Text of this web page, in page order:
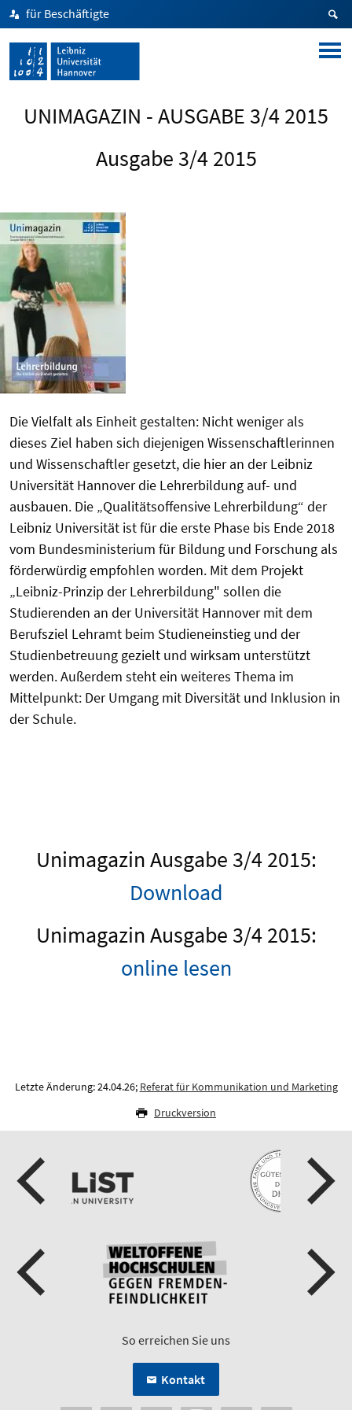
für Beschäftigte
UNIMAGAZIN - AUSGABE 3/4 2015
Ausgabe 3/4 2015
Die Vielfalt als Einheit gestalten: Nicht weniger als
dieses Ziel haben sich diejenigen Wissenschaftlerinnen
und Wissenschaftler gesetzt, die hier an der Leibniz
Universität Hannover die Lehrerbildung auf- und
ausbauen. Die „Qualitätsoffensive Lehrerbildung“ der
Leibniz Universität ist für die erste Phase bis Ende 2018
vom Bundesministerium für Bildung und Forschung als
förderwürdig empfohlen worden. Mit dem Projekt
„Leibniz-Prinzip der Lehrerbildung" sollen die
Studierenden an der Universität Hannover mit dem
Berufsziel Lehramt beim Studieneinstieg und der
Studienbetreuung gezielt und wirksam unterstützt
werden. Außerdem steht ein weiteres Thema im
Mittelpunkt: Der Umgang mit Diversität und Inklusion in
der Schule.
Unimagazin Ausgabe 3/4 2015:
Download
Unimagazin Ausgabe 3/4 2015:
online lesen
Letzte Änderung: 24.04.26; Referat für Kommunikation und Marketing
Druckversion
So erreichen Sie uns
Kontakt